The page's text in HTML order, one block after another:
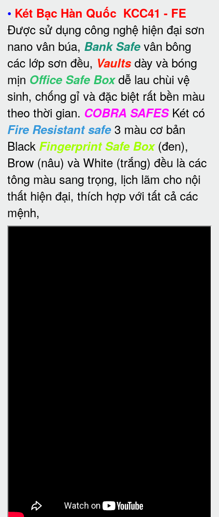
• Két Bạc Hàn Quốc KCC41 - FE
Được sử dụng công nghệ hiện đại sơn
nano vân búa, Bank Safevân bông
các lớp sơn đều, Vaultsdày và bóng
mịn Office Safe Boxdễ lau chùi vệ
sinh, chống gỉ và đặc biệt rất bền màu
theo thời gian. COBRA SAFESKét có
Fire Resistant safe3 màu cơ bản
Black Fingerprint Safe Box(đen),
Brow (nâu) và White (trắng) đều là các
tông màu sang trọng, lịch lãm cho nội
thất hiện đại, thích hợp với tất cả các
mệnh,